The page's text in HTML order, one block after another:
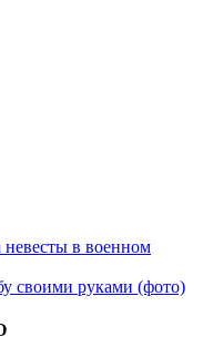
в военном
своими руками (фото)